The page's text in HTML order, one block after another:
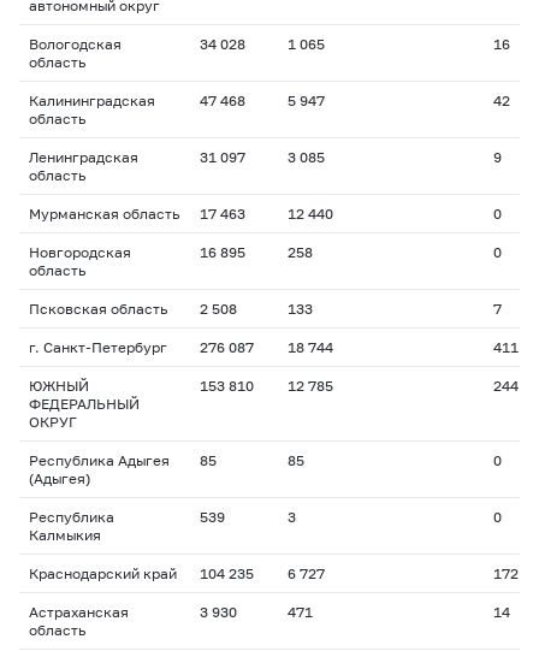
автономный округ
Вологодская
область
34 028 1 065 16
Калининградская
область
47 468 5 947 42
Ленинградская
область
31 097 3 085 9
Мурманская область 17 463 12 440 0
Новгородская
область
16 895 258 0
Псковская область 2 508 133 7
г. Санкт-Петербург 276 087 18 744 411
ЮЖНЫЙ
ФЕДЕРАЛЬНЫЙ
ОКРУГ
153 810 12 785 244
Республика Адыгея
(Адыгея)
85 85 0
Республика
Калмыкия
539 3 0
Краснодарский край 104 235 6 727 172
Астраханская
область
3 930 471 14